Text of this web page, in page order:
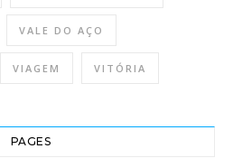
VALE DO AÇO
VIAGEM VITÓRIA
PAGES